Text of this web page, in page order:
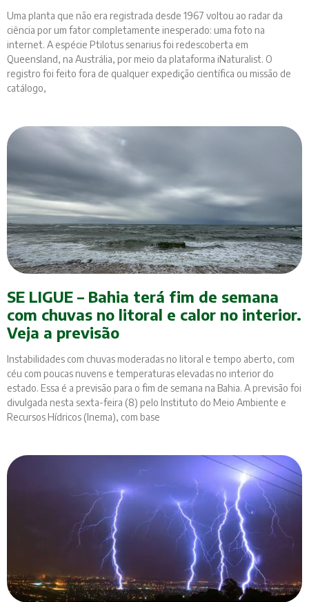
Uma planta que não era registrada desde 1967 voltou ao radar da
ciência por um fator completamente inesperado: uma foto na
internet. A espécie Ptilotus senarius foi redescoberta em
Queensland, na Austrália, por meio da plataforma iNaturalist. O
registro foi feito fora de qualquer expedição científica ou missão de
catálogo,
SE LIGUE – Bahia terá fim de semana
com chuvas no litoral e calor no interior.
Veja a previsão
Instabilidades com chuvas moderadas no litoral e tempo aberto, com
céu com poucas nuvens e temperaturas elevadas no interior do
estado. Essa é a previsão para o fim de semana na Bahia. A previsão foi
divulgada nesta sexta-feira (8) pelo Instituto do Meio Ambiente e
Recursos Hídricos (Inema), com base